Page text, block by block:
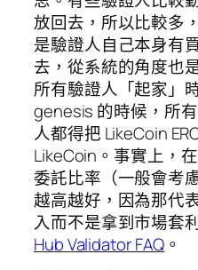
放回去，所以比較多
是驗證人自己本身有
去，從系統的角度也
所有驗證人「起家」
genesis 的時候，所
人都得把 LikeCoin
LikeCoin。事實上，
委託比率（一般會考
越高越好，因為那代
入而不是拿到市場套
Hub Validator FAQ 。